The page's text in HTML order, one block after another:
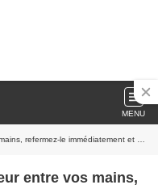
MENU
refermez-le immédiatement et fuyez »
entre vos mains,